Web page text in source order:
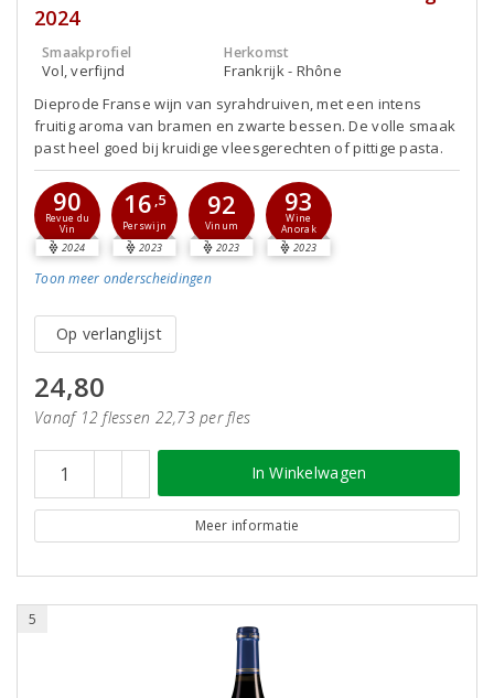
2024
Smaakprofiel
Vol, verfijnd
Herkomst
Frankrijk - Rhône
Dieprode Franse wijn van syrahdruiven, met een intens
fruitig aroma van bramen en zwarte bessen. De volle smaak
past heel goed bij kruidige vleesgerechten of pittige pasta.
90
Revue du
Vin
2024
16 ,5
Perswijn
2023
92
Vinum
2023
93
Wine
Anorak
2023
Toon meer onderscheidingen
Op verlanglijst
24,80
Vanaf 12 flessen 22,73 per fles
In Winkelwagen
Meer informatie
5